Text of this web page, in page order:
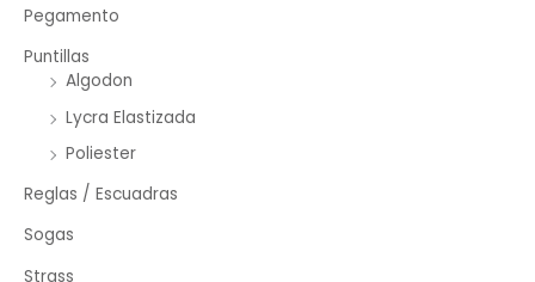
Pegamento
Puntillas
Algodon
Lycra Elastizada
Poliester
Reglas / Escuadras
Sogas
Strass